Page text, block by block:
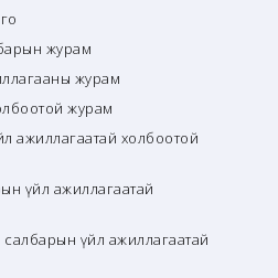
журам
журам
холбоотой журам
ажиллагаатай холбоотой
үйл ажиллагаатай
үйл ажиллагаатай